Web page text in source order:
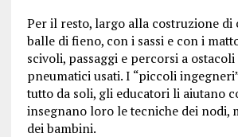
Per il resto, largo alla costruzione di
balle di fieno, con i sassi e con i
scivoli, passaggi e percorsi a
pneumatici usati. I “piccoli
tutto da soli, gli educatori li aiutano
insegnano loro le tecniche dei nodi,
dei bambini.